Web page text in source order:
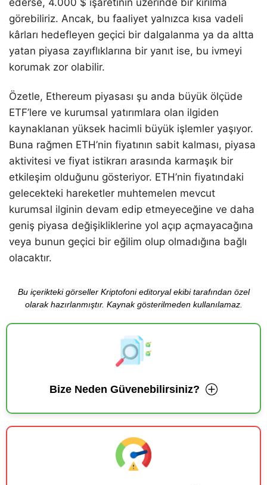
ederse, 4.000 $ işaretinin üzerinde bir kırılma
görebiliriz. Ancak, bu faaliyet yalnızca kısa vadeli
kârları hedefleyen geçici bir dalgalanma ya da altta
yatan piyasa zayıflıklarına bir yanıt ise, bu ivmeyi
korumak zor olabilir.
Özetle, Ethereum piyasası şu anda büyük ölçüde
ETF’lere ve kurumsal yatırımlara olan ilgiden
kaynaklanan yüksek hacimli büyük işlemler yaşıyor.
Buna rağmen ETH’nin fiyatının sabit kalması, piyasa
aktivitesi ve fiyat istikrarı arasında karmaşık bir
etkileşim olduğunu gösteriyor. ETH’nin fiyatındaki
gelecekteki hareketler muhtemelen mevcut
kurumsal ilginin devam edip etmeyeceğine ve daha
geniş piyasa değişikliklerine yol açıp açmayacağına
veya bunun geçici bir eğilim olup olmadığına bağlı
olacaktır.
Bu içerikteki görseller Kriptofoni editoryal ekibi tarafından özel
olarak hazırlanmıştır. Kaynak gösterilmeden kullanılamaz.
Bize Neden Güvenebilirsiniz?